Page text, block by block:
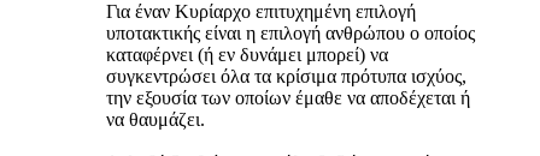
Για έναν Κυρίαρχο επιτυχημένη επιλογή
υποτακτικής είναι η επιλογή ανθρώπου ο οποίος
καταφέρνει (ή εν δυνάμει μπορεί) να
συγκεντρώσει όλα τα κρίσιμα πρότυπα ισχύος,
την εξουσία των οποίων έμαθε να αποδέχεται ή
να θαυμάζει.